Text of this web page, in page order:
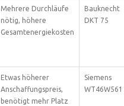
Mehrere Durchläufe
nötig, höhere
Gesamtenergiekosten
Bauknecht
DKT 75
Etwas höherer
Anschaffungspreis,
benötigt mehr Platz
Siemens
WT46W561